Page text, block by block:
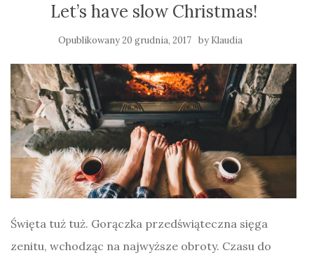
Let’s have slow Christmas!
Opublikowany20 grudnia, 2017 by Klaudia
Święta tuż tuż. Gorączka przedświąteczna sięga
zenitu, wchodząc na najwyższe obroty. Czasu do